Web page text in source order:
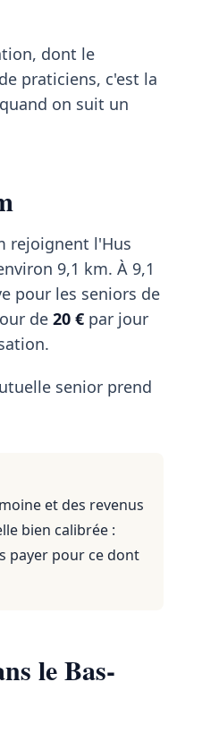
dont le
praticiens, c'est la
on suit un
rejoignent l'Hus
9,1 km. À 9,1
pour les seniors de
de 20 € par jour
senior prend
et des revenus
bien calibrée :
payer pour ce dont
le Bas-